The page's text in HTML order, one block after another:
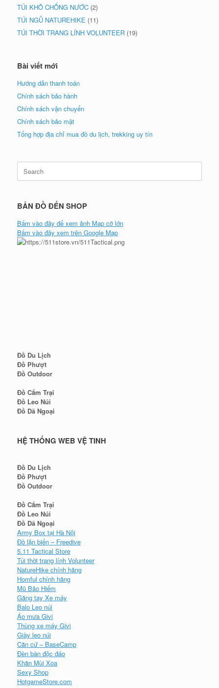
TÚI KHÔ CHỐNG NƯỚC (2)
TÚI NGỦ NATUREHIKE (11)
TÚI THỜI TRANG LÍNH VOLUNTEER (19)
Bài viết mới
Hướng dẫn thanh toán
Chính sách bảo hành
Chính sách vận chuyển
Chính sách bảo mật
Tổng hợp địa chỉ mua đồ du lịch, trekking uy tín
for:
BẢN ĐỒ ĐẾN SHOP
Bấm vào đây để xem ảnh Map cỡ lớn
Bấm vào đây xem trên Google Map
Đồ Du Lịch
Đồ Phượt
Đồ Outdoor
Đồ Cắm Trại
Đồ Leo Núi
Đồ Dã Ngoại
HỆ THỐNG WEB VỆ TINH
Đồ Du Lịch
Đồ Phượt
Đồ Outdoor
Đồ Cắm Trại
Đồ Leo Núi
Đồ Dã Ngoại
Army Box tại Hà Nội
Đồ lặn biển – Freedive
5.11 Tactical Store
Túi thời trang lính Volunteer
NatureHike chính hãng
Homful chính hãng
Mũ Bảo Hiểm
Găng tay Xe máy
Balo Leo núi
Áo mưa Givi
Thùng xe máy Givi
Giày leo núi
Căn cứ – BaseCamp
Đèn bàn độc đáo
Khăn Mùi Xoa
Sexy Shop
HotgameStore.com